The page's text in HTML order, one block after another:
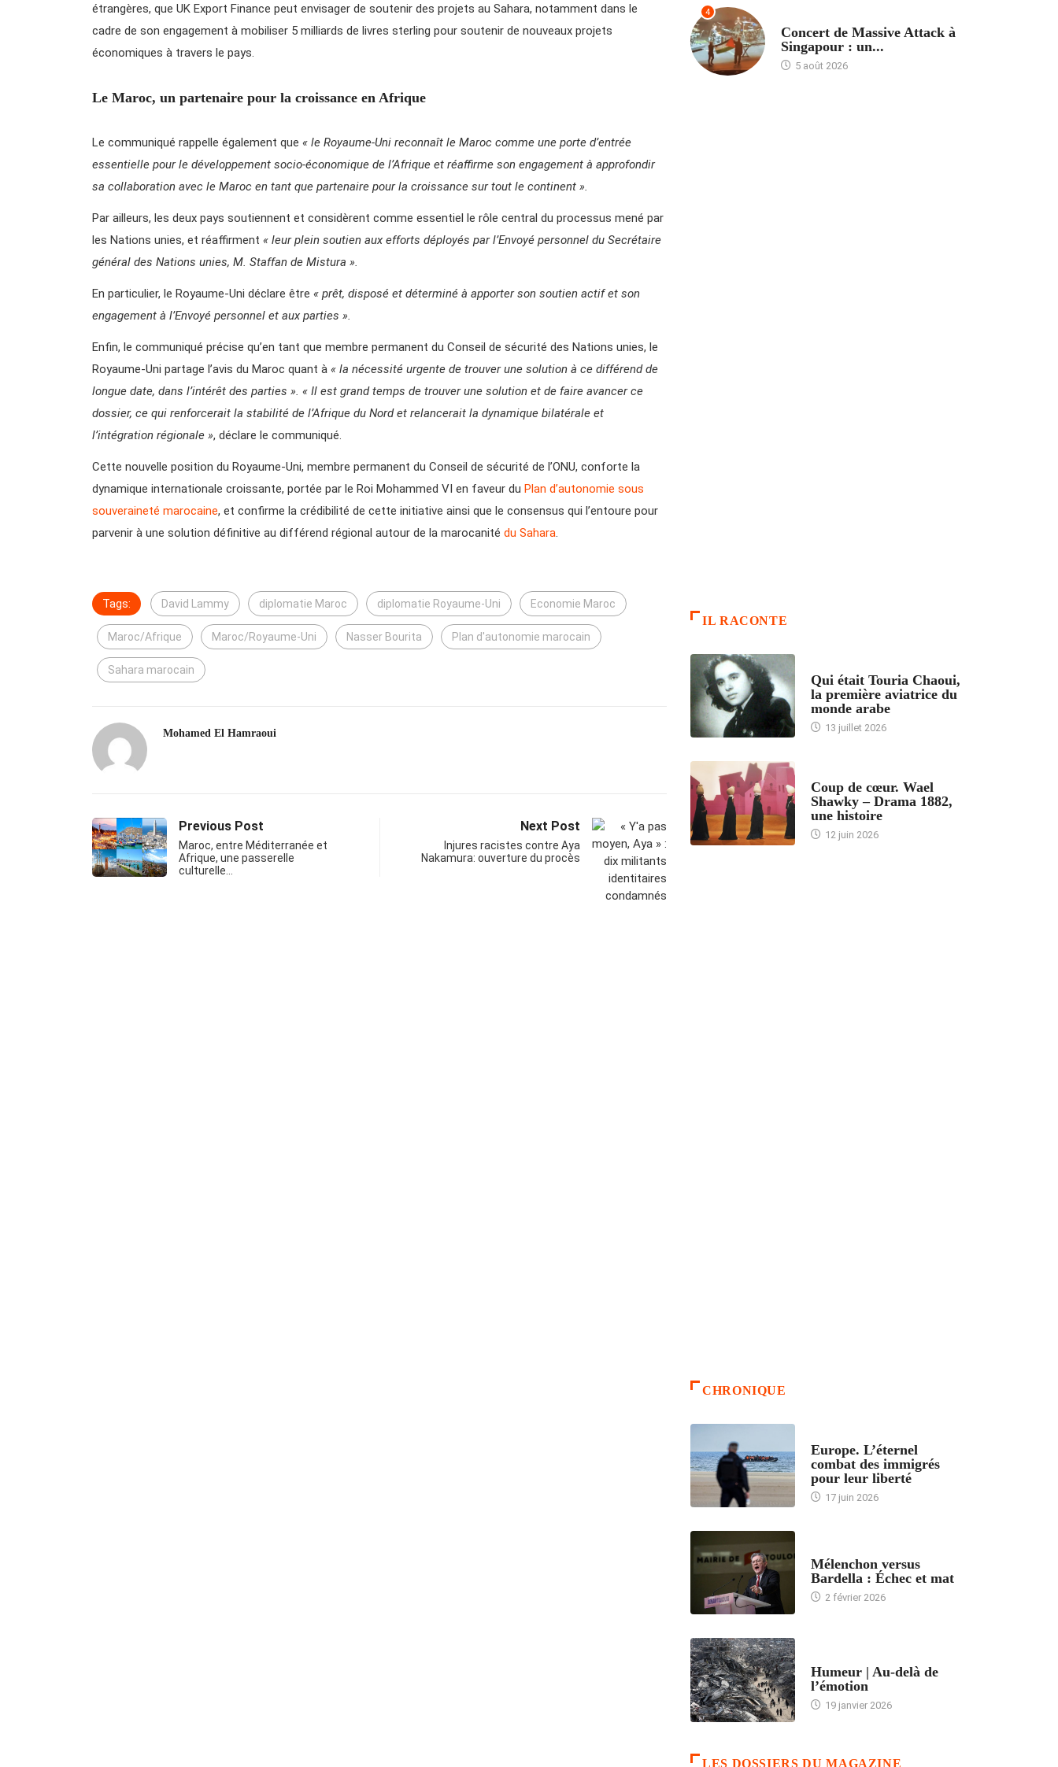
étrangères, que UK Export Finance peut envisager de soutenir des projets au Sahara, notamment dans le
cadre de son engagement à mobiliser 5 milliards de livres sterling pour soutenir de nouveaux projets
économiques à travers le pays.
Le Maroc, un partenaire pour la croissance en Afrique
Le communiqué rappelle également que « le Royaume-Uni reconnaît le Maroc comme une porte d’entrée
essentielle pour le développement socio-économique de l’Afrique et réaffirme son engagement à approfondir
sa collaboration avec le Maroc en tant que partenaire pour la croissance sur tout le continent ».
Par ailleurs, les deux pays soutiennent et considèrent comme essentiel le rôle central du processus mené par
les Nations unies, et réaffirment « leur plein soutien aux efforts déployés par l’Envoyé personnel du Secrétaire
général des Nations unies, M. Staffan de Mistura ».
En particulier, le Royaume-Uni déclare être « prêt, disposé et déterminé à apporter son soutien actif et son
engagement à l’Envoyé personnel et aux parties ».
Enfin, le communiqué précise qu’en tant que membre permanent du Conseil de sécurité des Nations unies, le
Royaume-Uni partage l’avis du Maroc quant à « la nécessité urgente de trouver une solution à ce différend de
longue date, dans l’intérêt des parties ». « Il est grand temps de trouver une solution et de faire avancer ce
dossier, ce qui renforcerait la stabilité de l’Afrique du Nord et relancerait la dynamique bilatérale et
l’intégration régionale », déclare le communiqué.
Cette nouvelle position du Royaume-Uni, membre permanent du Conseil de sécurité de l’ONU, conforte la
dynamique internationale croissante, portée par le Roi Mohammed VI en faveur du Plan d’autonomie sous
souveraineté marocaine, et confirme la crédibilité de cette initiative ainsi que le consensus qui l’entoure pour
parvenir à une solution définitive au différend régional autour de la marocanité du Sahara.
Tags: David Lammy diplomatie Maroc diplomatie Royaume-Uni Economie Maroc
Maroc/Afrique Maroc/Royaume-Uni Nasser Bourita Plan d'autonomie marocain
Sahara marocain
Mohamed El Hamraoui
Previous Post
Maroc, entre Méditerranée et
Afrique, une passerelle
culturelle…
Next Post
Injures racistes contre Aya
Nakamura: ouverture du procès
4
Concert de Massive Attack à
Singapour : un...
5 août 2026
IL RACONTE
Qui était Touria Chaoui,
la première aviatrice du
monde arabe
13 juillet 2026
Coup de cœur. Wael
Shawky – Drama 1882,
une histoire
12 juin 2026
CHRONIQUE
Europe. L’éternel
combat des immigrés
pour leur liberté
17 juin 2026
Mélenchon versus
Bardella : Échec et mat
2 février 2026
Humeur | Au-delà de
l’émotion
19 janvier 2026
LES DOSSIERS DU MAGAZINE